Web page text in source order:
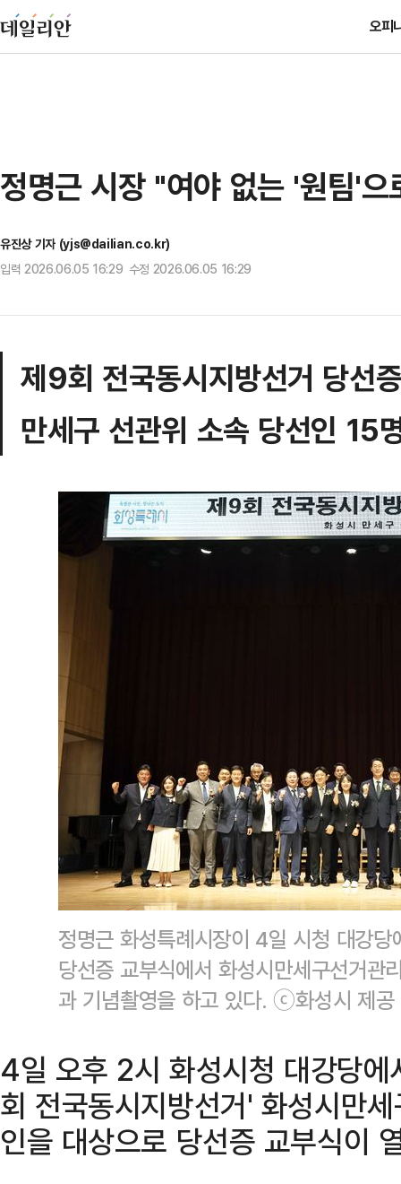
오피
정명근 시장 "여야 없는 '원팀'
유진상 기자 (yjs@dailian.co.kr)
입력 2026.06.05 16:29 수정 2026.06.05 16:29
제9회 전국동시지방선거 당선
만세구 선관위 소속 당선인 15
정명근 화성특례시장이 4일 시청 대강
당선증 교부식에서 화성시만세구선거관
과 기념촬영을 하고 있다. ⓒ화성시 제공
4일 오후 2시 화성시청 대강당
회 전국동시지방선거' 화성시만
인을 대상으로 당선증 교부식이